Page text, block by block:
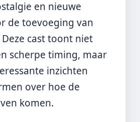
en nieuwe
de toevoeging van
cast toont niet
scherpe timing, maar
inzichten
over hoe de
komen.